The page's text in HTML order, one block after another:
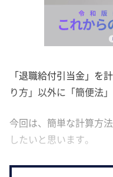
「退職給付引当金」を
り方」以外に「簡便法
今回は、簡単な計算方
したいと思います。